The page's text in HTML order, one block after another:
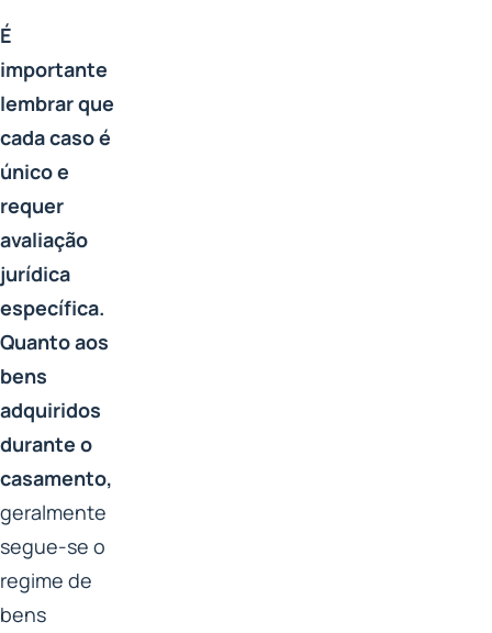
É
importante
lembrar que
cada caso é
único e
requer
avaliação
jurídica
específica.
Quanto aos
bens
adquiridos
durante o
casamento,
geralmente
segue-se o
regime de
bens